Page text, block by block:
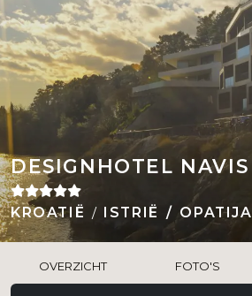
DESIGNHOTEL NAVIS
KROATIË ISTRIË OPATIJA
OVERZICHT FOTO'S